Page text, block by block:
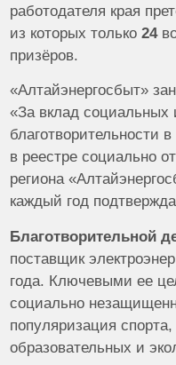
работодателя края
из которых только 24
призёров.
«Алтайэнергосбыт»
«За вклад социальных
благотворительности
в реестре социально
региона
каждый год
Благотворительной
поставщик
года. Ключевыми ее
социально
популяризация
образовательных и